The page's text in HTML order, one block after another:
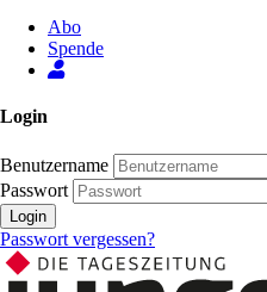
Abo
Spende
Login
Benutzername
Passwort
Login
Passwort vergessen?